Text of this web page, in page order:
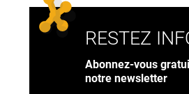
RESTEZ
Abonnez-vous
notre newsletter